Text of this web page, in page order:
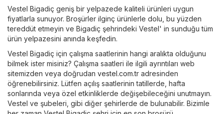
Vestel Bigadiç geniş bir yelpazede kaliteli ürünleri uygun
fiyatlarla sunuyor. Broşürler ilginç ürünlerle dolu, bu yüzden
tereddüt etmeyin ve Bigadiç şehrindeki Vestel' in sunduğu tüm
ürün yelpazesini anında keşfedin.
Vestel Bigadiç için çalışma saatlerinin hangi aralıkta olduğunu
bilmek ister misiniz? Çalışma saatleri ile ilgili ayrıntıları web
sitemizden veya doğrudan vestel.com.tr adresinden
öğrenebilirsiniz. Lütfen açılış saatlerinin tatillerde, hafta
sonlarında veya özel etkinliklerde değişebileceğini unutmayın.
Vestel ve şubeleri, gibi diğer şehirlerde de bulunabilir. Bizimle